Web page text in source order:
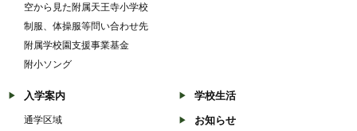
空から見た附属天王寺小学校
制服、体操服等問い合わせ先
附属学校園支援事業基金
附小ソング
入学案内
通学区域
学校生活
お知らせ